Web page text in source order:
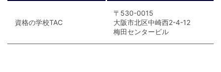
資格の学校TAC
〒530-0015
大阪市北区中崎西2-4-12
梅田センタービル